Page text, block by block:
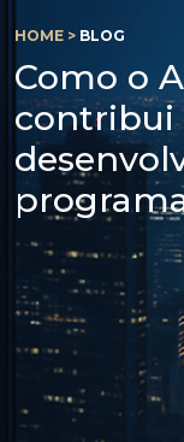
HOME > BLOG
Como o
contribui